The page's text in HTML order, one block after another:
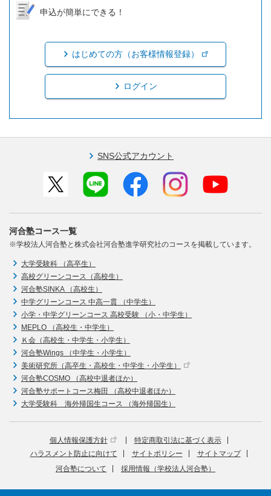
申込が簡単にできる！
はじめての方（お客様情報登録）
ログイン
SNS公式アカウント
河合塾コース一覧
※学校法人河合塾と株式会社河合塾進学研究社のコースを掲載しています。
大学受験科 （高卒生）
高校グリーンコース（高校生）
河合塾SINKA （高校生）
中学グリーンコース 中高一貫 （中学生）
小学・中学グリーンコース 高校受験 （小・中学生）
MEPLO （高校生・中学生）
Ｋ会（高校生・中学生・小学生）
河合塾Wings （中学生・小学生）
美術研究所（高卒生・高校生・中学生・小学生）
河合塾COSMO （高校中退者ほか）
河合塾サポートコース梅田 （高校中退者ほか）
大学受験科 海外帰国生コース （海外帰国生）
個人情報保護方針
特定商取引法に基づく表示
ハラスメント防止に向けて
サイトポリシー
サイトマップ
河合塾について
採用情報（学校法人河合塾）